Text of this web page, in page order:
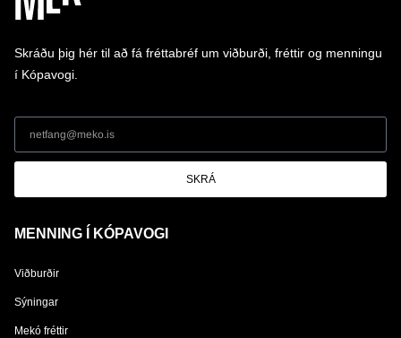
Skráðu þig hér til að fá fréttabréf um viðburði, fréttir og menningu
í Kópavogi.
SKRÁ
MENNING Í KÓPAVOGI
Viðburðir
Sýningar
Mekó fréttir